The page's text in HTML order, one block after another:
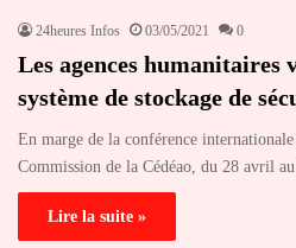
24heures Infos 03/05/2021 0
Les agences humanitaires
système de stockage de
En marge de la conférence
Commission de la Cédéao, du 28 avril
Lire la suite »